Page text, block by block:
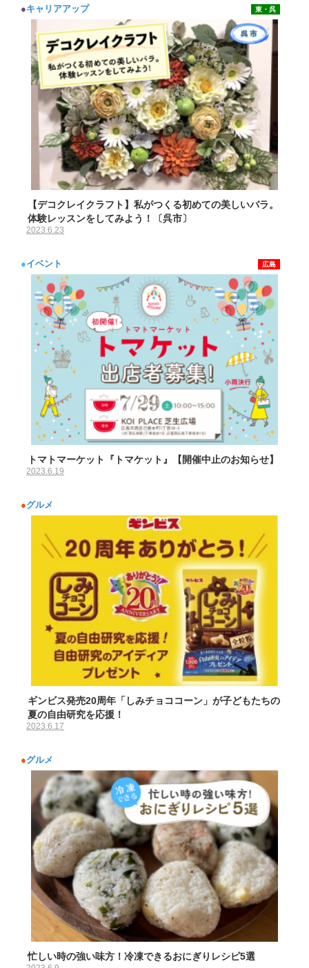
●キャリアアップ 東・呉
【デコクレイクラフト】私がつくる初めての美しいバラ。
体験レッスンをしてみよう！〔呉市〕
2023.6.23
●イベント 広島
トマトマーケット『トマケット』【開催中止のお知らせ】
2023.6.19
●グルメ
ギンビス発売20周年「しみチョココーン」が子どもたちの
夏の自由研究を応援！
2023.6.17
●グルメ
忙しい時の強い味方！冷凍できるおにぎりレシピ5選